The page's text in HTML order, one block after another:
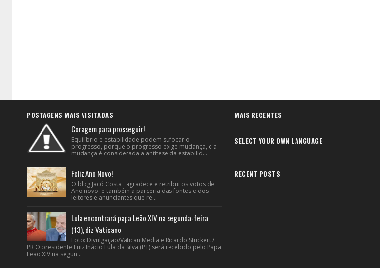
POSTAGENS MAIS VISITADAS
Coragem para prosseguir!
Equilíbrio e estabilidade podem sufocar o
progresso, porque o progresso exige mudança, e a
mudança é considerada a antítese da estabilid...
Feliz Ano Novo!
O blog Jacó Costa agradece e retribui os votos de
Ano novo e também a parceria das fontes e dos
leitores e anunciantes que re...
Lula encontrará papa Leão XIV na segunda-feira
(13), diz Vaticano
Foto: Divulgação/Vatican Media e Ricardo Stuckert /
PR O presidente Luiz Inácio Lula da Silva (PT) será recebido pelo Papa
Leão XIV na segun...
MAIS RECENTES
SELECT YOUR OWN LANGUAGE
RECENT POSTS